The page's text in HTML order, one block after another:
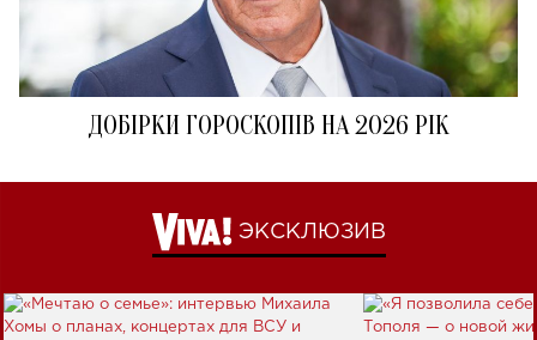
ДОБІРКИ ГОРОСКОПІВ НА 2026 РІК
ЭКСКЛЮЗИВ